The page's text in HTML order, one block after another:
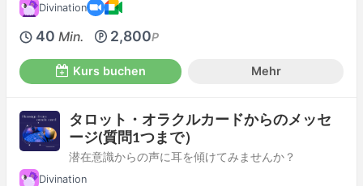
Divination
40 Min. 2,800P
Kurs buchen Mehr
タロット・オラクルカードからのメッセ
ージ(質問1つまで）
潜在意識からの声に耳を傾けてみませんか？
Divination